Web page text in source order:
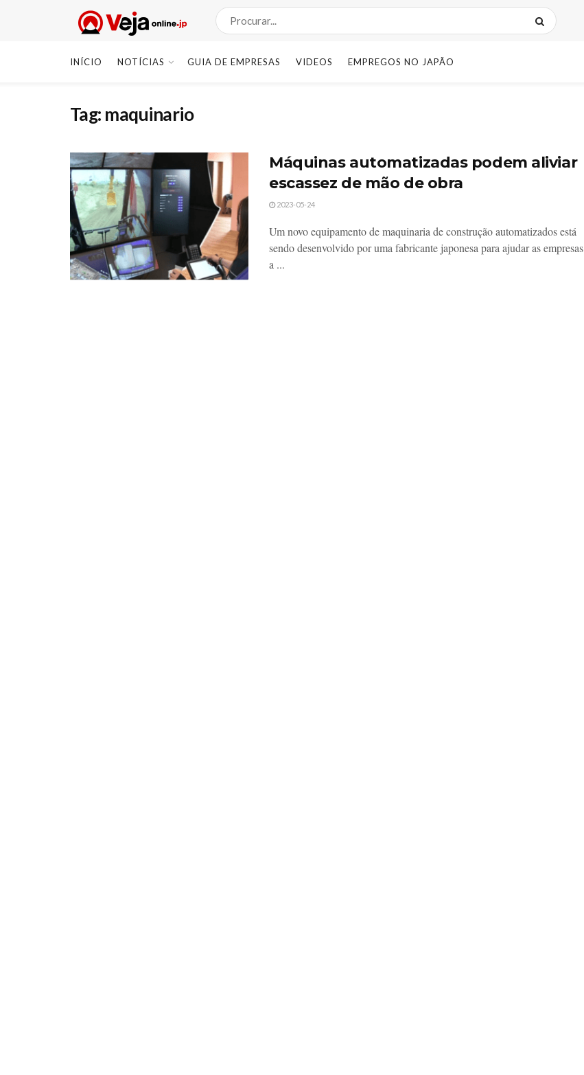
INÍCIO NOTÍCIAS GUIA DE EMPRESAS VIDEOS EMPREGOS NO JAPÃO
Tag: maquinario
Máquinas automatizadas podem aliviar
escassez de mão de obra
2023-05-24
Um novo equipamento de maquinaria de construção automatizados está
sendo desenvolvido por uma fabricante japonesa para ajudar as empresas
a ...